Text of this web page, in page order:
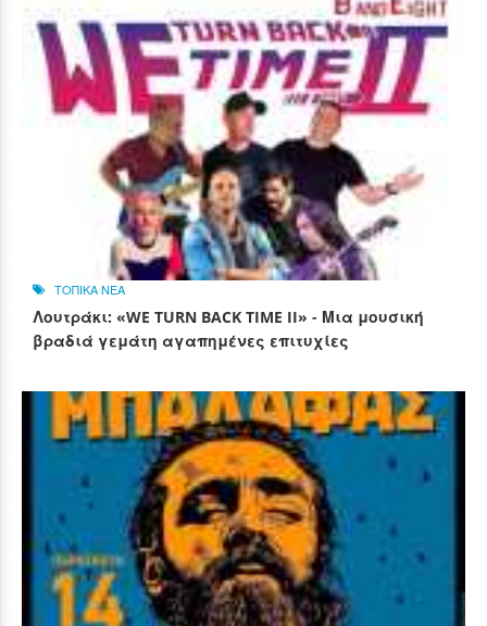
ΤΟΠΙΚΑ ΝΕΑ
Λουτράκι: «WE TURN BACK TIME II» - Μια μουσική
βραδιά γεμάτη αγαπημένες επιτυχίες